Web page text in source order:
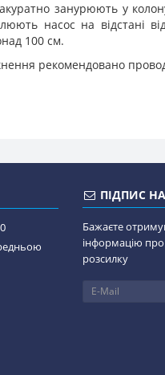
занурюють у
насос на відстані
100 см.
рекомендовано
ПІДПИС
Бажаєте
інформацію про
розсилку